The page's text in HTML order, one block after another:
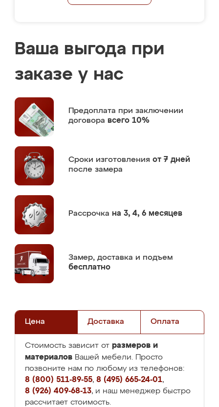
Ваша выгода при
заказе у нас
Предоплата при заключении
договора всего 10%
Сроки изготовления от 7 дней
после замера
Рассрочка на 3, 4, 6 месяцев
Замер, доставка и подъем
бесплатно
Цена Доставка Оплата
Стоимость зависит от размеров и
материалов Вашей мебели. Просто
позвоните нам по любому из телефонов:
8 (800) 511-89-55, 8 (495) 665-24-01,
8 (926) 409-68-13, и наш менеджер быстро
рассчитает стоимость.